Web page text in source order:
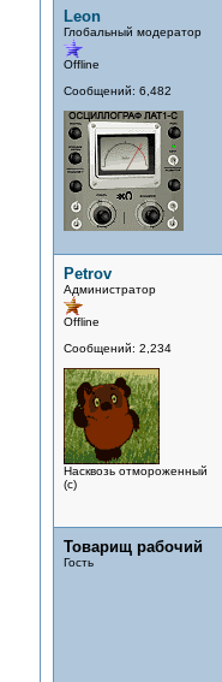
Leon
Глобальный модератор
Offline
Сообщений: 6,482
Petrov
Администратор
Offline
Сообщений: 2,234
Насквозь отмороженный
(с)
Товарищ рабочий
Гость